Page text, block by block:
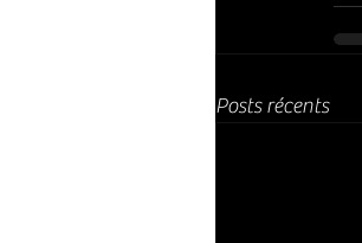
Posts récents